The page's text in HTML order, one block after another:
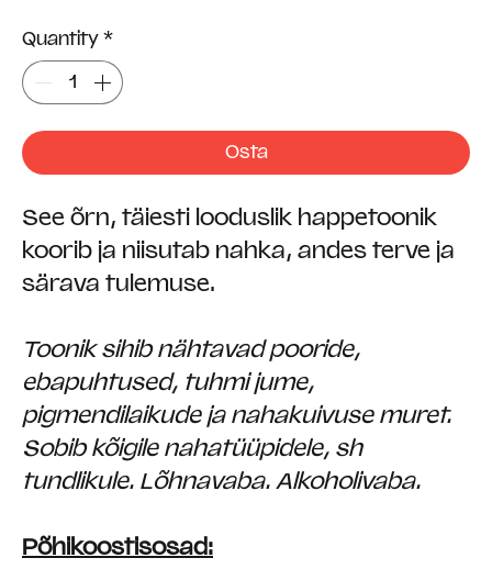
Quantity *
Osta
See õrn, täiesti looduslik happetoonik
koorib ja niisutab nahka, andes terve ja
särava tulemuse.
Toonik sihib nähtavad pooride,
ebapuhtused, tuhmi jume,
pigmendilaikude ja nahakuivuse muret.
Sobib kõigile nahatüüpidele, sh
tundlikule. Lõhnavaba. Alkoholivaba.
Põhikoostisosad: